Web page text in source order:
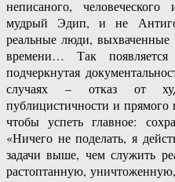
неписаного,
мудрый Эдип, и не
реальные люди, выхваченные
времени… Так появляется
подчеркнутая
случаях – отказ от
публицистичности и прямого
чтобы успеть главное:
«Ничего не поделать, я
задачи выше, чем служить
растоптанную,